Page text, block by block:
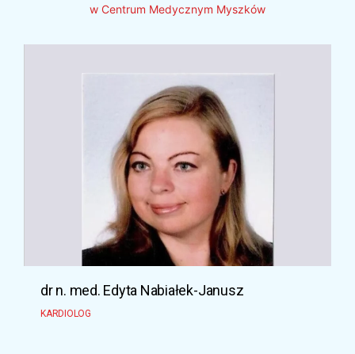
w Centrum Medycznym Myszków
dr n. med. Edyta Nabiałek-Janusz
KARDIOLOG